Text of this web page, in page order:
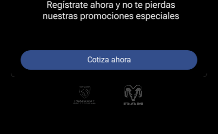
Cotiza ahora